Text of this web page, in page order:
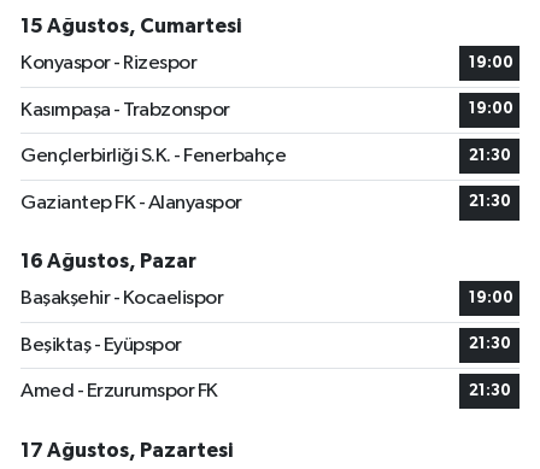
15 Ağustos, Cumartesi
Konyaspor - Rizespor
19:00
Kasımpaşa - Trabzonspor 19:00
Gençlerbirliği S.K. - Fenerbahçe 21:30
Gaziantep FK - Alanyaspor 21:30
16 Ağustos, Pazar
Başakşehir - Kocaelispor
19:00
Beşiktaş - Eyüpspor 21:30
Amed - Erzurumspor FK 21:30
17 Ağustos, Pazartesi